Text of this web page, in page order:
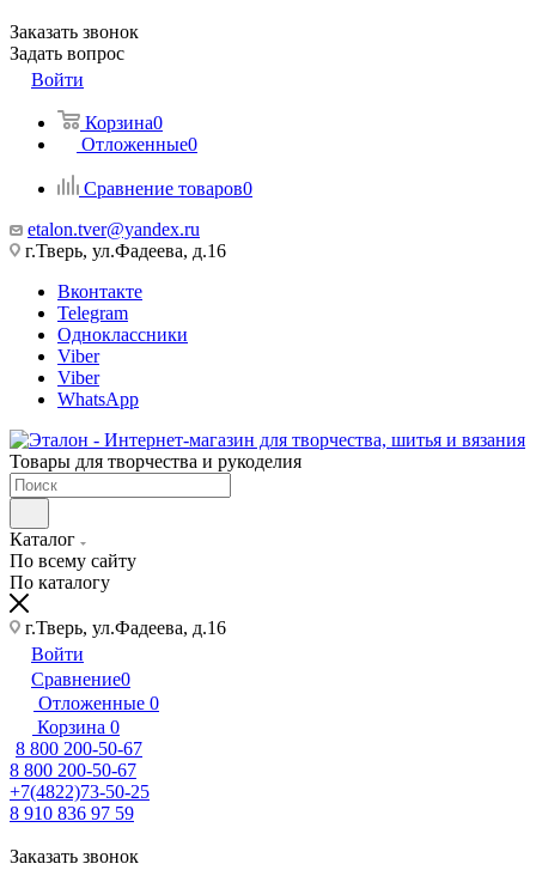
Заказать звонок
Задать вопрос
Войти
Корзина0
Отложенные0
Сравнение товаров0
etalon.tver@yandex.ru
г.Тверь, ул.Фадеева, д.16
Вконтакте
Telegram
Одноклассники
Viber
Viber
WhatsApp
Товары для творчества и рукоделия
Каталог
По всему сайту
По каталогу
г.Тверь, ул.Фадеева, д.16
Войти
Сравнение0
Отложенные 0
Корзина 0
8 800 200-50-67
8 800 200-50-67
+7(4822)73-50-25
8 910 836 97 59
Заказать звонок